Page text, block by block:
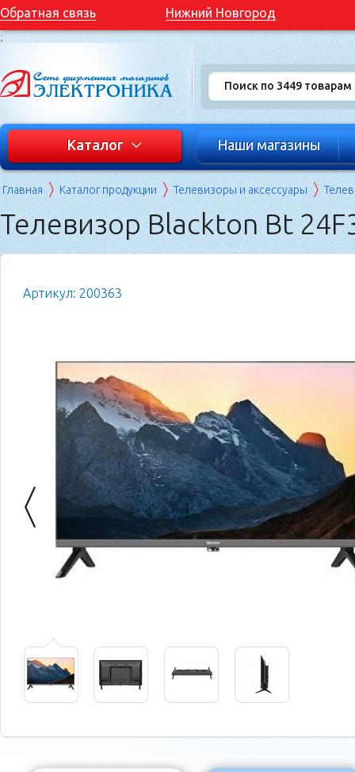
Обратная связь Нижний Новгород
;
Каталог Наши магазины
Главная Каталог продукции Телевизоры и аксессуары
Телевизор Blackton Bt
Артикул: 200363